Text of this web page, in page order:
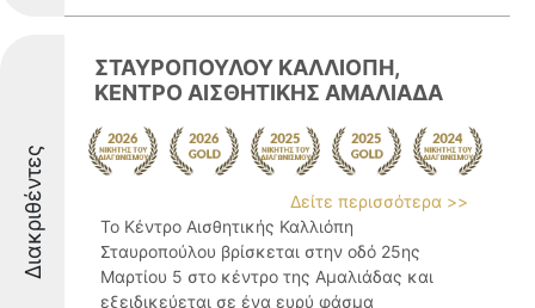
Διακριθέντες
ΣΤΑΥΡΟΠΟΥΛΟΥ ΚΑΛΛΙΟΠΗ,
ΚΕΝΤΡΟ ΑΙΣΘΗΤΙΚΗΣ ΑΜΑΛΙΑΔΑ
Δείτε περισσότερα >>
Το Κέντρο Αισθητικής Καλλιόπη
Σταυροπούλου βρίσκεται στην οδό 25ης
Μαρτίου 5 στο κέντρο της Αμαλιάδας και
εξειδικεύεται σε ένα ευρύ φάσμα